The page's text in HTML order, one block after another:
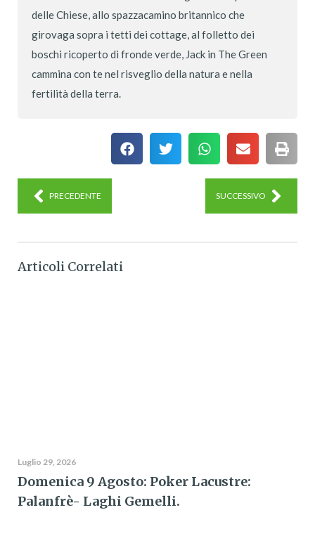
delle Chiese, allo spazzacamino britannico che
girovaga sopra i tetti dei cottage, al folletto dei
boschi ricoperto di fronde verde, Jack in The Green
cammina con te nel risveglio della natura e nella
fertilità della terra.
PRECEDENTE SUCCESSIVO
Articoli Correlati
Luglio 29, 2026
Domenica 9 Agosto: Poker Lacustre:
Palanfrè- Laghi Gemelli.